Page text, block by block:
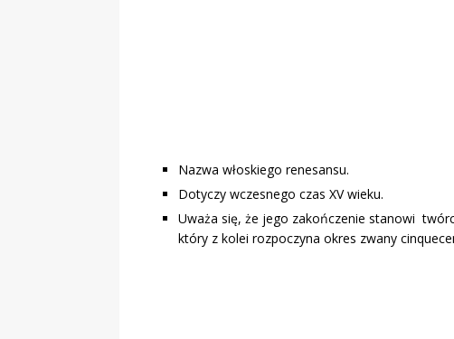
Nazwa włoskiego renesansu.
Dotyczy wczesnego czas XV wieku.
Uważa się, że jego zakończenie stanowi
który z kolei rozpoczyna okres zwany